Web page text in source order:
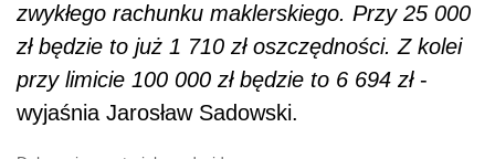
zwykłego rachunku maklerskiego. Przy 25 000
zł będzie to już 1 710 zł oszczędności. Z kolei
przy limicie 100 000 zł będzie to 6 694 zł -
wyjaśnia Jarosław Sadowski.